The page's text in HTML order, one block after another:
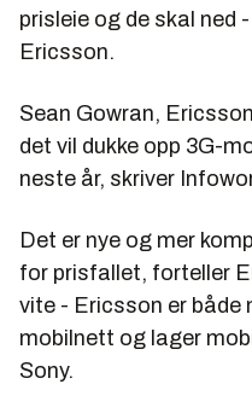
prisleie og de skal ned
Ericsson.
Sean Gowran,
det vil dukke opp 3G-
neste år, skriver
Det er nye og mer
for prisfallet, forteller
vite - Ericsson er både
mobilnett og lager
Sony.